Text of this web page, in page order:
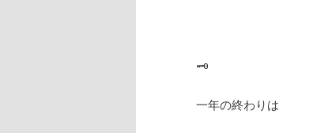
🗝
一年の終わりは